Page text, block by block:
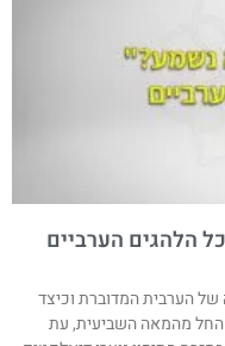
הלהגים הערביים
הערבית המדוברת וכיצד
שהחל מהמאה השביעית, עת